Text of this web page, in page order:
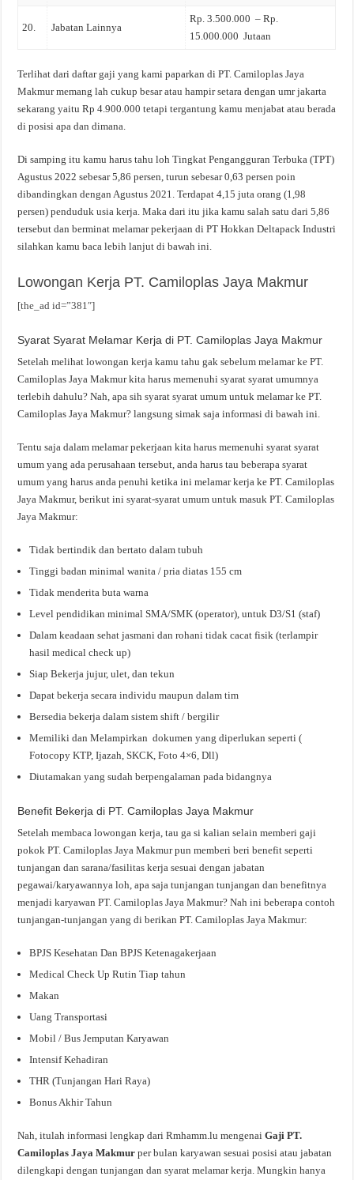
20. Jabatan Lainnya
Rp. 3.500.000 – Rp.
15.000.000 Jutaan
Terlihat dari daftar gaji yang kami paparkan di PT. Camiloplas Jaya
Makmur memang lah cukup besar atau hampir setara dengan umr jakarta
sekarang yaitu Rp 4.900.000 tetapi tergantung kamu menjabat atau berada
di posisi apa dan dimana.
Di samping itu kamu harus tahu loh Tingkat Pengangguran Terbuka (TPT)
Agustus 2022 sebesar 5,86 persen, turun sebesar 0,63 persen poin
dibandingkan dengan Agustus 2021. Terdapat 4,15 juta orang (1,98
persen) penduduk usia kerja. Maka dari itu jika kamu salah satu dari 5,86
tersebut dan berminat melamar pekerjaan di PT Hokkan Deltapack Industri
silahkan kamu baca lebih lanjut di bawah ini.
Lowongan Kerja PT. Camiloplas Jaya Makmur
[the_ad id=”381″]
Syarat Syarat Melamar Kerja di PT. Camiloplas Jaya Makmur
Setelah melihat lowongan kerja kamu tahu gak sebelum melamar ke PT.
Camiloplas Jaya Makmur kita harus memenuhi syarat syarat umumnya
terlebih dahulu? Nah, apa sih syarat syarat umum untuk melamar ke PT.
Camiloplas Jaya Makmur? langsung simak saja informasi di bawah ini.
Tentu saja dalam melamar pekerjaan kita harus memenuhi syarat syarat
umum yang ada perusahaan tersebut, anda harus tau beberapa syarat
umum yang harus anda penuhi ketika ini melamar kerja ke PT. Camiloplas
Jaya Makmur, berikut ini syarat-syarat umum untuk masuk PT. Camiloplas
Jaya Makmur:
Tidak bertindik dan bertato dalam tubuh
Tinggi badan minimal wanita / pria diatas 155 cm
Tidak menderita buta warna
Level pendidikan minimal SMA/SMK (operator), untuk D3/S1 (staf)
Dalam keadaan sehat jasmani dan rohani tidak cacat fisik (terlampir
hasil medical check up)
Siap Bekerja jujur, ulet, dan tekun
Dapat bekerja secara individu maupun dalam tim
Bersedia bekerja dalam sistem shift / bergilir
Memiliki dan Melampirkan dokumen yang diperlukan seperti (
Fotocopy KTP, Ijazah, SKCK, Foto 4×6, Dll)
Diutamakan yang sudah berpengalaman pada bidangnya
Benefit Bekerja di PT. Camiloplas Jaya Makmur
Setelah membaca lowongan kerja, tau ga si kalian selain memberi gaji
pokok PT. Camiloplas Jaya Makmur pun memberi beri benefit seperti
tunjangan dan sarana/fasilitas kerja sesuai dengan jabatan
pegawai/karyawannya loh, apa saja tunjangan tunjangan dan benefitnya
menjadi karyawan PT. Camiloplas Jaya Makmur? Nah ini beberapa contoh
tunjangan-tunjangan yang di berikan PT. Camiloplas Jaya Makmur:
BPJS Kesehatan Dan BPJS Ketenagakerjaan
Medical Check Up Rutin Tiap tahun
Makan
Uang Transportasi
Mobil / Bus Jemputan Karyawan
Intensif Kehadiran
THR (Tunjangan Hari Raya)
Bonus Akhir Tahun
Nah, itulah informasi lengkap dari Rmhamm.lu mengenaiGaji PT.
Camiloplas Jaya Makmurper bulan karyawan sesuai posisi atau jabatan
dilengkapi dengan tunjangan dan syarat melamar kerja. Mungkin hanya